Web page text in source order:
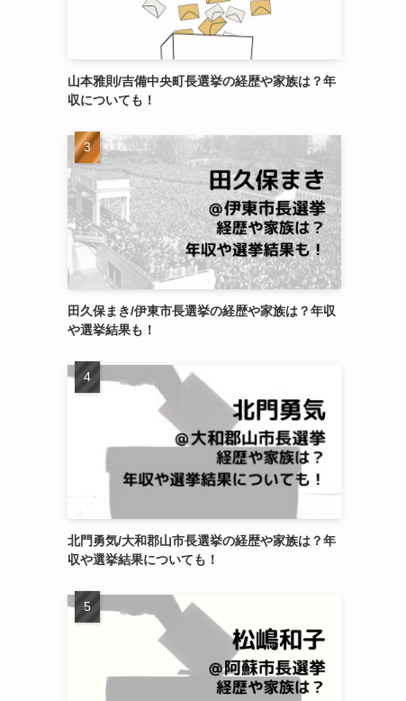
山本雅則/吉備中央町長選挙の経歴や家族は？年
収についても！
田久保まき/伊東市長選挙の経歴や家族は？年収
や選挙結果も！
北門勇気/大和郡山市長選挙の経歴や家族は？年
収や選挙結果についても！